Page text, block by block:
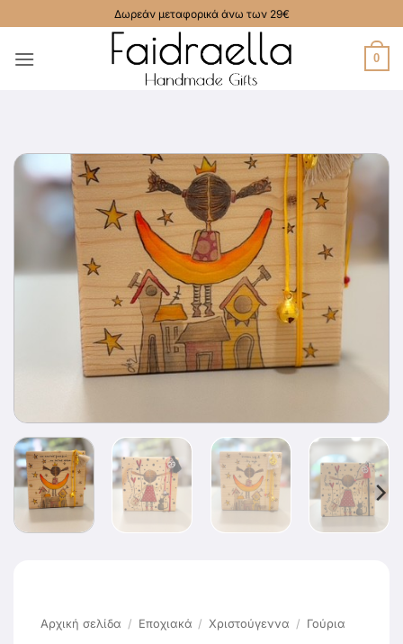
στο
περιεχόμενο
Δωρεάν μεταφορικά άνω των 29€
0
Αρχική σελίδα / Εποχιακά / Χριστούγεννα / Γούρια